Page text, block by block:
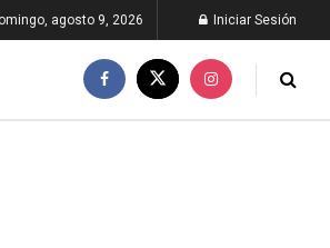
agosto 9, 2026 Iniciar Sesión